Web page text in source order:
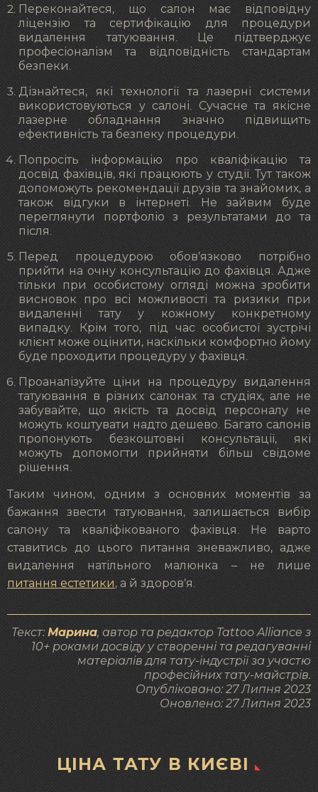
Переконайтеся, що салон має відповідну
ліцензію та сертифікацію для процедури
видалення татуювання. Це підтверджує
професіоналізм та відповідність стандартам
безпеки.
Дізнайтеся, які технології та лазерні системи
використовуються у салоні. Сучасне та якісне
лазерне обладнання значно підвищить
ефективність та безпеку процедури.
Попросіть інформацію про кваліфікацію та
досвід фахівців, які працюють у студії. Тут також
допоможуть рекомендації друзів та знайомих, а
також відгуки в інтернеті. Не зайвим буде
переглянути портфоліо з результатами до та
після.
Перед процедурою обов’язково потрібно
прийти на очну консультацію до фахівця. Адже
тільки при особистому огляді можна зробити
висновок про всі можливості та ризики при
видаленні тату у кожному конкретному
випадку. Крім того, під час особистої зустрічі
клієнт може оцінити, наскільки комфортно йому
буде проходити процедуру у фахівця.
Проаналізуйте ціни на процедуру видалення
татуювання в різних салонах та студіях, але не
забувайте, що якість та досвід персоналу не
можуть коштувати надто дешево. Багато салонів
пропонують безкоштовні консультації, які
можуть допомогти прийняти більш свідоме
рішення.
Таким чином, одним з основних моментів за
бажання звести татуювання, залишається вибір
салону та кваліфікованого фахівця. Не варто
ставитись до цього питання зневажливо, адже
видалення натільного малюнка – не лише
питання естетики, а й здоров’я.
Текст: Марина, автор та редактор Tattoo Alliance з
10+ роками досвіду у створенні та редагуванні
матеріалів для тату-індустрії за участю
професійних тату-майстрів.
Опубліковано:27 Липня 2023
Оновлено:27 Липня 2023
ЦІНА ТАТУ В КИЄВІ